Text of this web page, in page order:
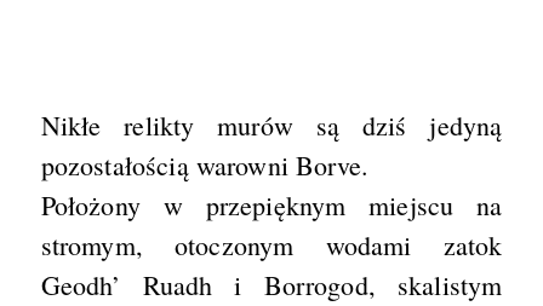
Nikłe relikty murów są dziś jedyną
pozostałością warowni Borve.
Położony w przepięknym miejscu na
stromym, otoczonym wodami zatok
Geodh’ Ruadh i Borrogod, skalistym